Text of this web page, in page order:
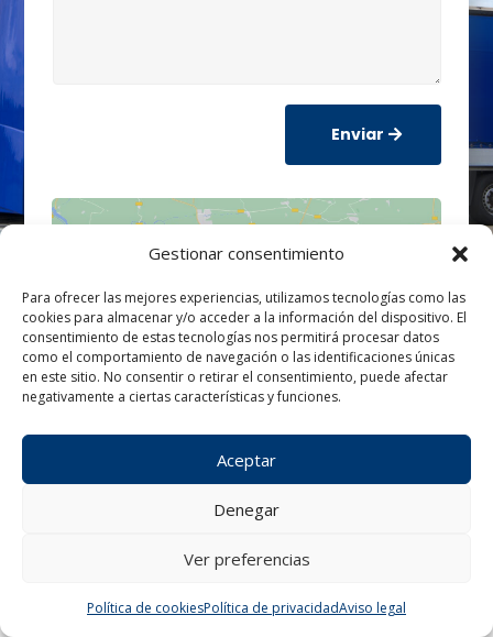
Gestionar consentimiento
Para ofrecer las mejores experiencias, utilizamos tecnologías como las
cookies para almacenar y/o acceder a la información del dispositivo. El
consentimiento de estas tecnologías nos permitirá procesar datos
como el comportamiento de navegación o las identificaciones únicas
en este sitio. No consentir o retirar el consentimiento, puede afectar
negativamente a ciertas características y funciones.
Aceptar
Denegar
Ver preferencias
Política de cookiesPolítica de privacidadAviso legal
Enviar
Haz clic para aceptar cookies de
marketing y permitir este contenido
¿Tienes alguna consulta?